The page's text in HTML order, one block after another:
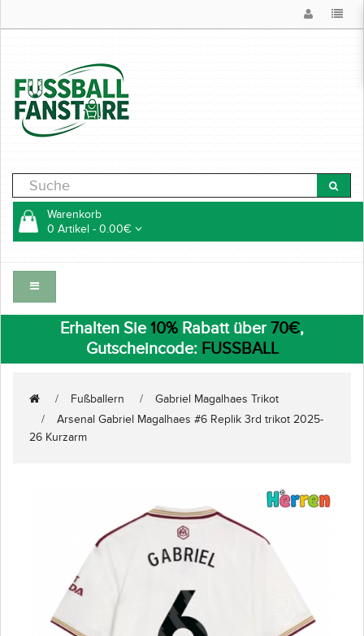
Warenkorb
0 Artikel - 0.00€
Erhalten Sie10% Rabatt über 70€,
Gutscheincode: FUSSBALL
Fußballern
Gabriel Magalhaes Trikot
Arsenal Gabriel Magalhaes #6 Replik 3rd trikot 2025-
26 Kurzarm